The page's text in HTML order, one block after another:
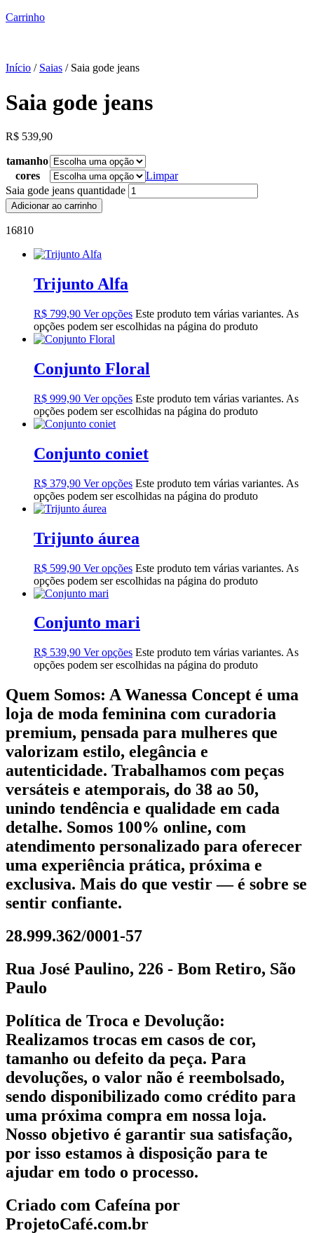
Carrinho
Início / Saias / Saia gode jeans
Saia gode jeans
R$ 539,90
tamanho
cores
Limpar
Saia gode jeans quantidade
Adicionar ao carrinho
16810
Trijunto Alfa
R$ 799,90 Ver opções Este produto tem várias variantes. As
opções podem ser escolhidas na página do produto
Conjunto Floral
R$ 999,90 Ver opções Este produto tem várias variantes. As
opções podem ser escolhidas na página do produto
Conjunto coniet
R$ 379,90 Ver opções Este produto tem várias variantes. As
opções podem ser escolhidas na página do produto
Trijunto áurea
R$ 599,90 Ver opções Este produto tem várias variantes. As
opções podem ser escolhidas na página do produto
Conjunto mari
R$ 539,90 Ver opções Este produto tem várias variantes. As
opções podem ser escolhidas na página do produto
Quem Somos: A Wanessa Concept é uma
loja de moda feminina com curadoria
premium, pensada para mulheres que
valorizam estilo, elegância e
autenticidade. Trabalhamos com peças
versáteis e atemporais, do 38 ao 50,
unindo tendência e qualidade em cada
detalhe. Somos 100% online, com
atendimento personalizado para oferecer
uma experiência prática, próxima e
exclusiva. Mais do que vestir — é sobre se
sentir confiante.
28.999.362/0001-57
Rua José Paulino, 226 - Bom Retiro, São
Paulo
Política de Troca e Devolução:
Realizamos trocas em casos de cor,
tamanho ou defeito da peça. Para
devoluções, o valor não é reembolsado,
sendo disponibilizado como crédito para
uma próxima compra em nossa loja.
Nosso objetivo é garantir sua satisfação,
por isso estamos à disposição para te
ajudar em todo o processo.
Criado com Cafeína por
ProjetoCafé.com.br